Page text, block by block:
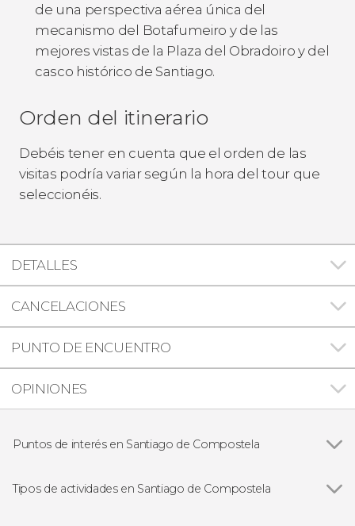
de una perspectiva aérea única del
mecanismo del Botafumeiro y de las
mejores vistas de la Plaza del Obradoiro y del
casco histórico de Santiago.
Orden del itinerario
Debéis tener en cuenta que el orden de las
visitas podría variar según la hora del tour que
seleccionéis.
DETALLES
CANCELACIONES
PUNTO DE ENCUENTRO
OPINIONES
Puntos de interés en Santiago de Compostela
Tipos de actividades en Santiago de Compostela